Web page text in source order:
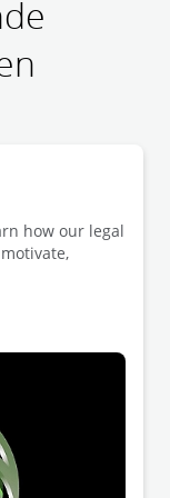
how our legal